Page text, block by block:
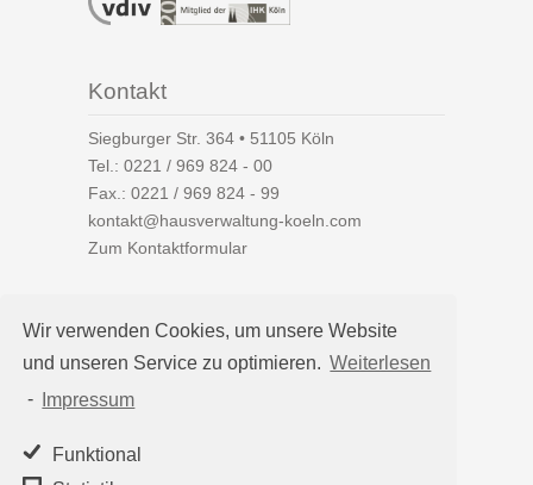
Wir verwenden Cookies, um unsere Website
und unseren Service zu optimieren. Weiterlesen
-
Impressum
Funktional
Kontakt
Siegburger Str. 364 • 51105 Köln
Tel.: 0221 / 969 824 - 00
Fax.: 0221 / 969 824 - 99
kontakt@hausverwaltung-koeln.com
Zum Kontaktformular
Auf einen Blick
Hausverwaltung Köln
Immobilienverwaltung Köln